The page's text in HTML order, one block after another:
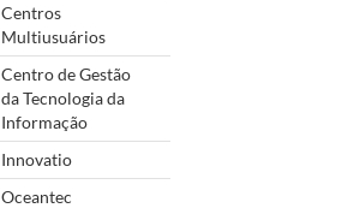
Centros
Multiusuários
Centro de Gestão
da Tecnologia da
Informação
Innovatio
Oceantec